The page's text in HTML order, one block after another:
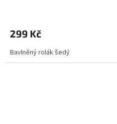
299 Kč
Bavlněný rolák šedý